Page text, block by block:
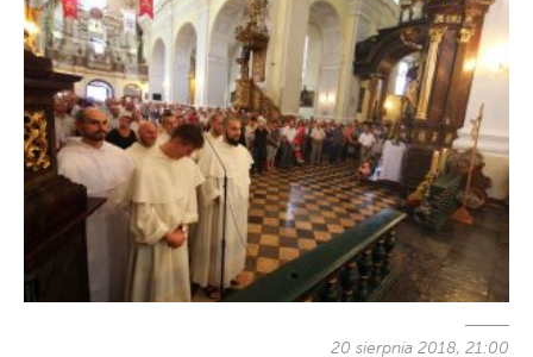
20 sierpnia 2018, 21:00